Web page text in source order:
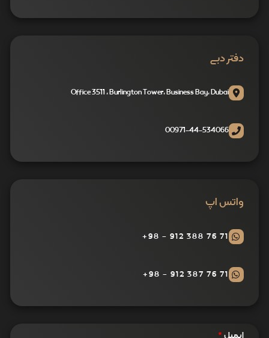
دفتر دبی
Office 3511 , Burlington Tower, Business Bay, Dubai
00971-44-534066
واتس اپ
71 76 388 912 - 98+
71 76 387 912 - 98+
ایمیل *